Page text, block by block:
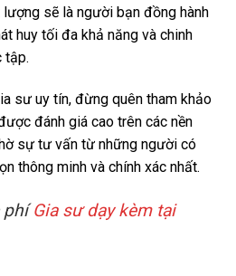
sẽ là người bạn đồng hành
huy tối đa khả năng và chinh
tập.
sư uy tín, đừng quên tham khảo
đánh giá cao trên các nền
sự tư vấn từ những người có
thông minh và chính xác nhất.
phíGia sư dạy kèm tại